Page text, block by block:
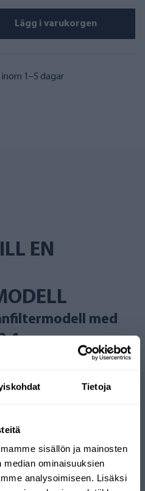
Tietoja
sisällön ja mainosten
median ominaisuuksien
analysoimiseen. Lisäksi
Lägg i varukorgen
inom 1–5 dagar
EN
med
1